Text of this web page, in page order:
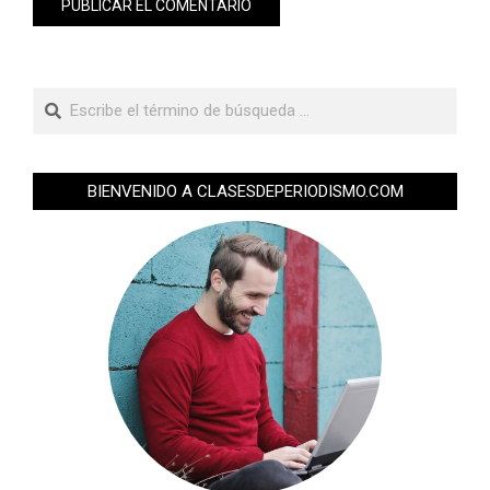
BIENVENIDO A CLASESDEPERIODISMO.COM